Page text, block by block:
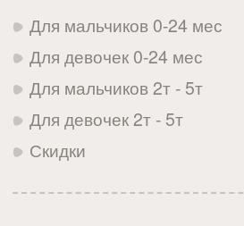
Для мальчиков 0-24 мес
Для девочек 0-24 мес
Для мальчиков 2т - 5т
Для девочек 2т - 5т
Скидки